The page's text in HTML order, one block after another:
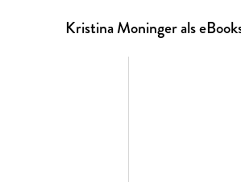
Lees Geschichte: Breaking Waves -
Kristina Moninger als